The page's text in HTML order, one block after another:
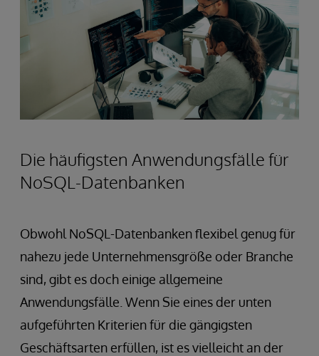
Die häufigsten Anwendungsfälle für
NoSQL-Datenbanken
Obwohl NoSQL-Datenbanken flexibel genug für
nahezu jede Unternehmensgröße oder Branche
sind, gibt es doch einige allgemeine
Anwendungsfälle. Wenn Sie eines der unten
aufgeführten Kriterien für die gängigsten
Geschäftsarten erfüllen, ist es vielleicht an der